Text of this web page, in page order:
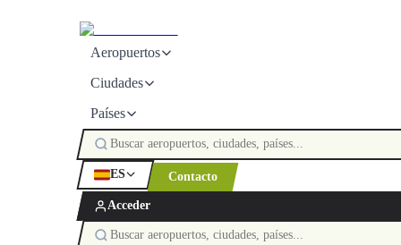
Aeropuertos
Ciudades
Países
ES Contacto
Acceder